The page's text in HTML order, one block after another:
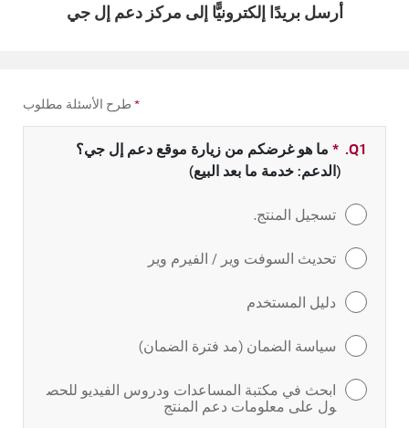
أرسل بريدًا إلكترونيًّا إلى مركز دعم إل جي
* طرح الأسئلة مطلوب
Q1.
* حقل مطلوب
ما هو غرضكم من زيارة موقع دعم إل جي؟
(الدعم: خدمة ما بعد البيع)
تسجيل المنتج.
تحديث السوفت وير / الفيرم وير
دليل المستخدم
سياسة الضمان (مد فترة الضمان)
ابحث في مكتبة المساعدات ودروس الفيديو للحص
ول على معلومات دعم المنتج